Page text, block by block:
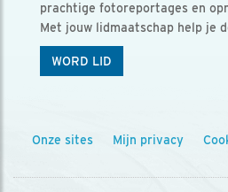
prachtige fotoreportages en
Met jouw lidmaatschap help je
WORD LID
Onze sites Mijn privacy